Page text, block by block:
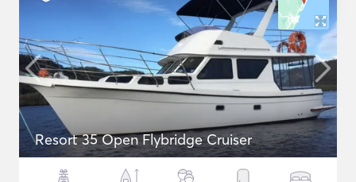
Resort 35 Open Flybridge Cruiser